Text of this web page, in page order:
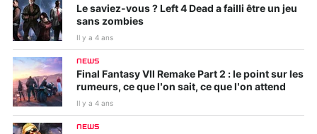
Le saviez-vous ? Left 4 Dead a failli être un jeu
sans zombies
Il y a 4 ans
NEWS
Final Fantasy VII Remake Part 2 : le point sur les
rumeurs, ce que l’on sait, ce que l’on attend
Il y a 4 ans
NEWS